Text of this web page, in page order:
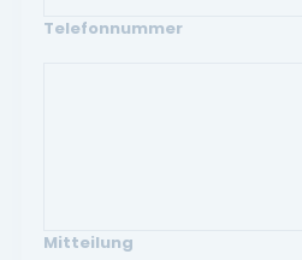
Telefonnummer
Mitteilung